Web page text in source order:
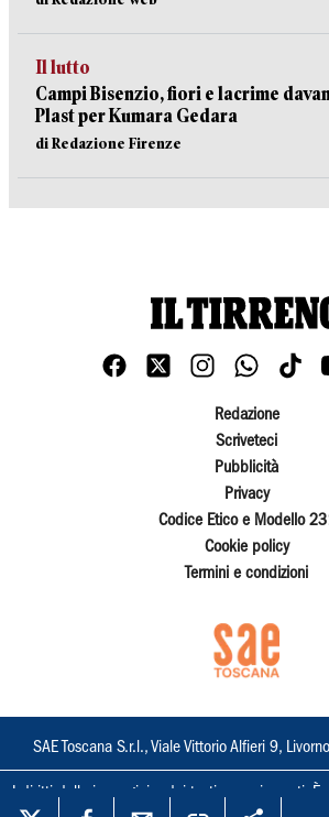
Il lutto
Campi Bisenzio, fiori e lacrime
Plast per Kumara Gedara
di Redazione Firenze
Redazione
Scriveteci
Pubblicità
Privacy
Codice Etico e Modello
Cookie policy
Termini e condizioni
SAE Toscana S.r.l., Viale Vittorio Alfieri 9,
I diritti delle immagini e dei testi sono riservati. È